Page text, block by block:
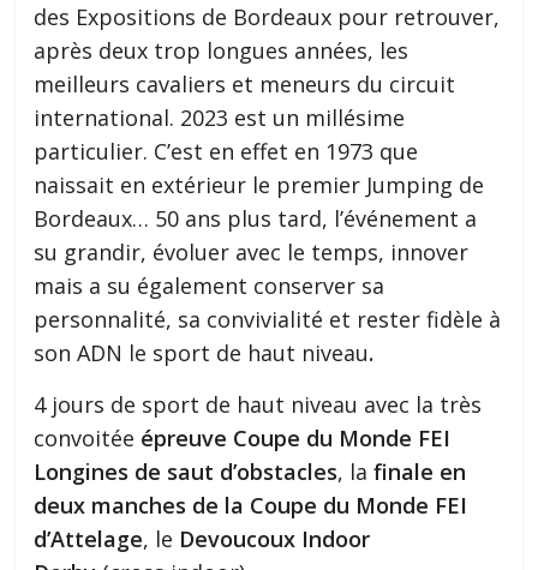
des Expositions de Bordeaux pour retrouver,
après deux trop longues années, les
meilleurs cavaliers et meneurs du circuit
international. 2023 est un millésime
particulier. C’est en effet en 1973 que
naissait en extérieur le premier Jumping de
Bordeaux… 50 ans plus tard, l’événement a
su grandir, évoluer avec le temps, innover
mais a su également conserver sa
personnalité, sa convivialité et rester fidèle à
son ADN le sport de haut niveau.
4 jours de sport de haut niveau avec la très
convoitée épreuve Coupe du Monde FEI
Longines de saut d’obstacles, lafinale en
deux manches de la Coupe du Monde FEI
d’Attelage, le Devoucoux Indoor